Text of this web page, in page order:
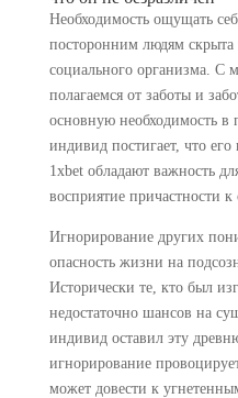
Необходимость ощущать
посторонним людям скрыта
социального организма. С
полагаемся от заботы и
основную необходимость
индивид постигает, что
1xbet обладают важность
восприятие причастности к
Игнорирование других
опасность жизни на
Исторически те, кто был
недостаточно шансов на
индивид оставил эту
игнорирование
может довести к